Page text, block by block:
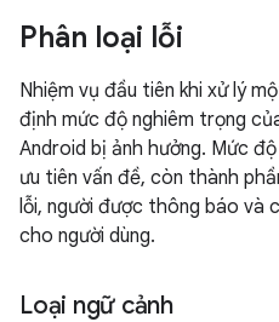
Phân loại lỗi
Nhiệm vụ đầu tiên khi xử lý
định mức độ nghiêm trọng
Android bị ảnh hưởng. Mức
ưu tiên vấn đề, còn thành
lỗi, người được thông báo và
cho người dùng.
Loại ngữ cảnh